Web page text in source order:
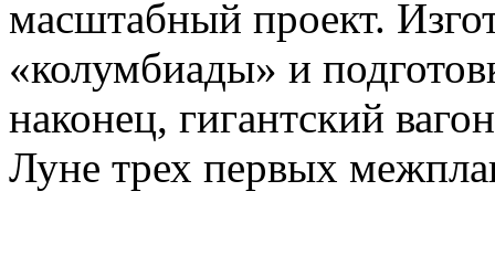
масштабный проект.
«колумбиады» и
наконец, гигантский
Луне трех первых